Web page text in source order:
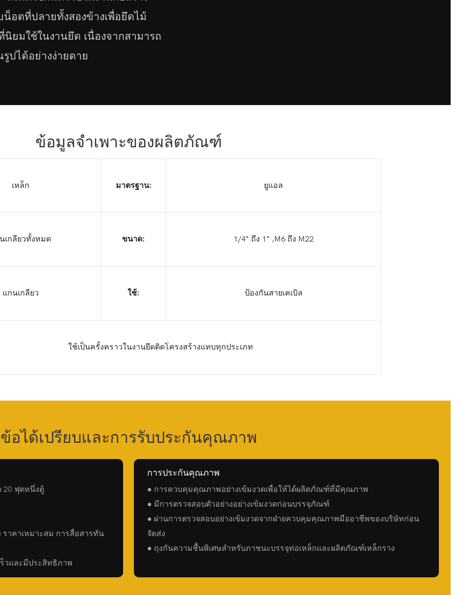
น็อตที่ปลายทั้งสองข้างเพื่อยึดไม้
นิยมใช้ในงานยึด เนื่องจากสามารถ
ปได้อย่างง่ายดาย
ข้อมูลจำเพาะของผลิตภัณฑ์
เหล็ก มาตรฐาน: ยูแอล
เกลียวทั้งหมด ขนาด: 1/4" ถึง 1" ,M6 ถึง M22
แกนเกลียว ใช้: ป้องกันสายเคเบิล
ใช้เป็นครั้งคราวในงานยึดติดโครงสร้างแทบทุกประเภท
ข้อได้เปรียบและการรับประกันคุณภาพ
20 ฟุตหนึ่งตู้
าคาเหมาะสม การสื่อสารทัน
วและมีประสิทธิภาพ
การประกันคุณภาพ
● การควบคุมคุณภาพอย่างเข้มงวดเพื่อให้ได้ผลิตภัณฑ์ที่มีคุณภาพ
● มีการตรวจสอบตัวอย่างอย่างเข้มงวดก่อนบรรจุภัณฑ์
● ผ่านการตรวจสอบอย่างเข้มงวดจากฝ่ายควบคุมคุณภาพมืออาชีพของบริษัทก่อน
จัดส่ง
● ถุงกันความชื้นพิเศษสำหรับภาชนะบรรจุท่อเหล็กและผลิตภัณฑ์เหล็กราง